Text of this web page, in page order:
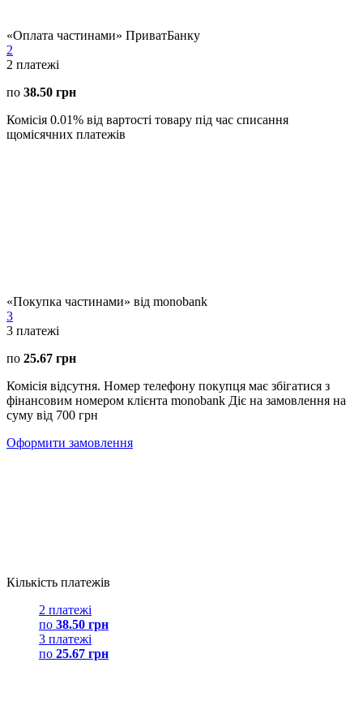
«Оплата частинами» ПриватБанку
2
2 платежі
по 38.50 грн
Комісія 0.01% від вартості товару під час списання
щомісячних платежів
«Покупка частинами» від monobank
3
3 платежі
по 25.67 грн
Комісія відсутня. Номер телефону покупця має збігатися з
фінансовим номером клієнта monobank Діє на замовлення на
суму від 700 грн
Оформити замовлення
Кількість платежів
2 платежі
по 38.50 грн
3 платежі
по 25.67 грн